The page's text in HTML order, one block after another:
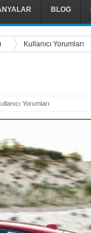
BLOG
Kullanıcı Yorumları
Yorumları